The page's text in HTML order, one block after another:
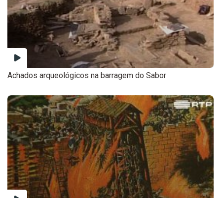
Achados arqueológicos na barragem do Sabor